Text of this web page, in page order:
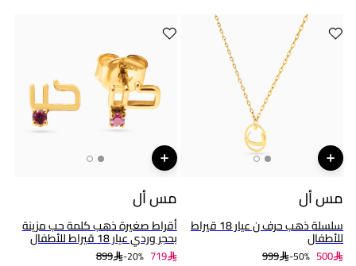
مس أل
سلسلة ذهب حرف ن عيار 18 قيراط
للأطفال
999 50%- 500
مس أل
أقراط صغيرة ذهب كلمة حب مزينة
بحجر وردي عيار 18 قيراط للأطفال
899 20%- 719